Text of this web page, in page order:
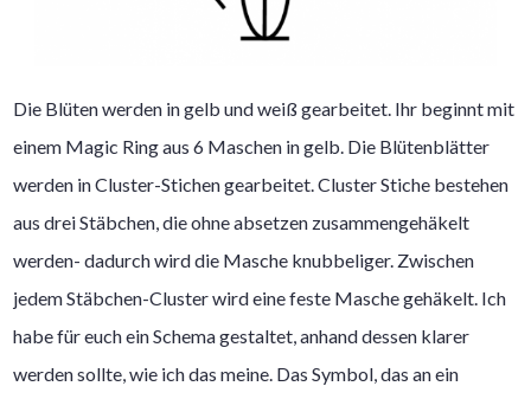
Die Blüten werden in gelb und weiß gearbeitet. Ihr beginnt mit
einem Magic Ring aus 6 Maschen in gelb. Die Blütenblätter
werden in Cluster-Stichen gearbeitet. Cluster Stiche bestehen
aus drei Stäbchen, die ohne absetzen zusammengehäkelt
werden- dadurch wird die Masche knubbeliger. Zwischen
jedem Stäbchen-Cluster wird eine feste Masche gehäkelt. Ich
habe für euch ein Schema gestaltet, anhand dessen klarer
werden sollte, wie ich das meine. Das Symbol, das an ein